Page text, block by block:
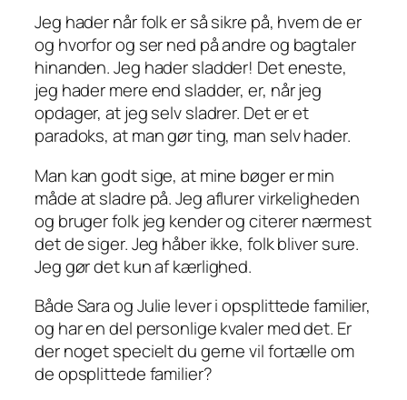
Jeg hader når folk er så sikre på, hvem de er
og hvorfor og ser ned på andre og bagtaler
hinanden. Jeg hader sladder! Det eneste,
jeg hader mere end sladder, er, når jeg
opdager, at jeg selv sladrer. Det er et
paradoks, at man gør ting, man selv hader.
Man kan godt sige, at mine bøger er min
måde at sladre på. Jeg aflurer virkeligheden
og bruger folk jeg kender og citerer nærmest
det de siger. Jeg håber ikke, folk bliver sure.
Jeg gør det kun af kærlighed.
Både Sara og Julie lever i opsplittede familier,
og har en del personlige kvaler med det. Er
der noget specielt du gerne vil fortælle om
de opsplittede familier?